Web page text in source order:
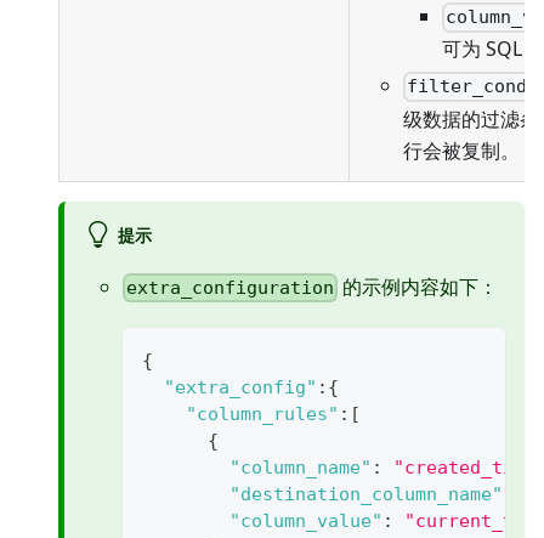
可为 SQL
级数据的过滤
行会被复制。
提示
extra_configuration 的示例内容如下：
{
"extra_config" : {
"column_rules" : [
{
"column_name" :
"destination_column_name"
"column_value" :